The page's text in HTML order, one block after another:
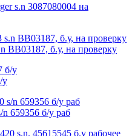
s.n 3087080004 на
BB03187, б.у, на проверку
у
659356 б/у раб